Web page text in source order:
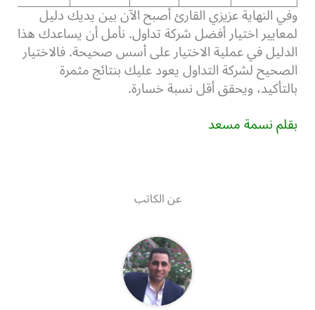
وفي النهاية عزيزي القارئ أصبح الآن بين يديك دليل
لمعايير اختيار أفضل شركة تداول. نأمل أن يساعدك هذا
الدليل في عملية الاختيار على أسس صحيحة. فالاختيار
الصحيح لشركة التداول يعود عليك بنتائج مثمرة
بالتأكيد، ويحقق أقل نسبة خسارة.
بقلم نسمة مسعد
عن الكاتب